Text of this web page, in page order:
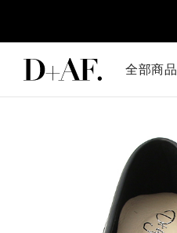
全部商品